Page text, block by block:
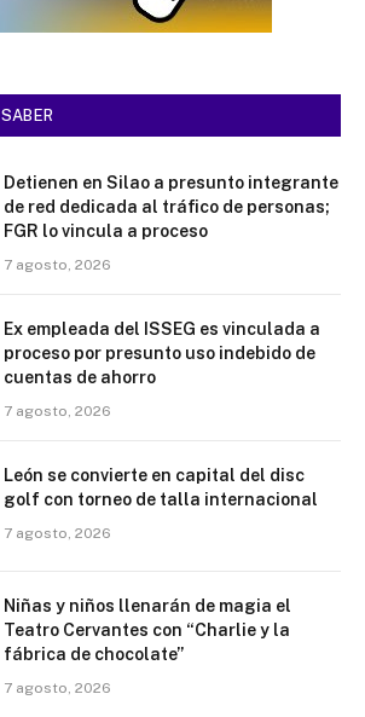
SABER
Detienen en Silao a presunto integrante
de red dedicada al tráfico de personas;
FGR lo vincula a proceso
7 agosto, 2026
Ex empleada del ISSEG es vinculada a
proceso por presunto uso indebido de
cuentas de ahorro
7 agosto, 2026
León se convierte en capital del disc
golf con torneo de talla internacional
7 agosto, 2026
Niñas y niños llenarán de magia el
Teatro Cervantes con “Charlie y la
fábrica de chocolate”
7 agosto, 2026